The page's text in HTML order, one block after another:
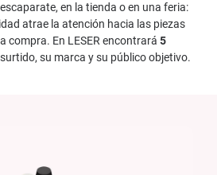
en la tienda o en una feria:
atrae la atención hacia las piezas
compra. En LESER encontrará 5
su marca y su público objetivo.